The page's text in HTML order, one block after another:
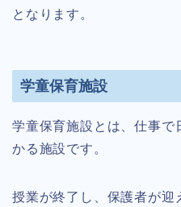
となります。
学童保育施設
学童保育施設とは、仕事で
かる施設です。
授業が終了し、保護者が迎